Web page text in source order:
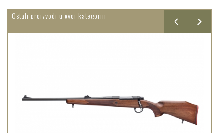
Ostali proizvodi u ovoj kategoriji